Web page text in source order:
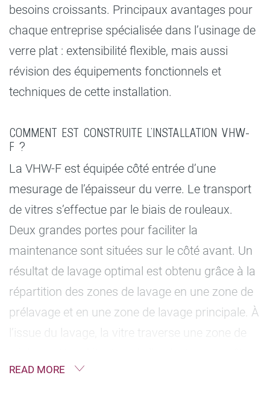
besoins croissants. Principaux avantages pour
chaque entreprise spécialisée dans l’usinage de
verre plat : extensibilité flexible, mais aussi
révision des équipements fonctionnels et
techniques de cette installation.
COMMENT EST CONSTRUITE L’INSTALLATION VHW-
F ?
La VHW-F est équipée côté entrée d’une
mesurage de l’épaisseur du verre. Le transport
de vitres s’effectue par le biais de rouleaux.
Deux grandes portes pour faciliter la
maintenance sont situées sur le côté avant. Un
résultat de lavage optimal est obtenu grâce à la
répartition des zones de lavage en une zone de
prélavage et en une zone de lavage principale. À
l’issue du lavage, la vitre traverse une zone de
utilisée en option pour garantir la sécurité des
READ MORE